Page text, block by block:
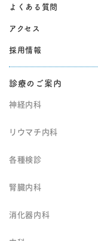
よくある質問
アクセス
採用情報
診療のご案内
神経内科
リウマチ内科
各種検診
腎臓内科
消化器内科